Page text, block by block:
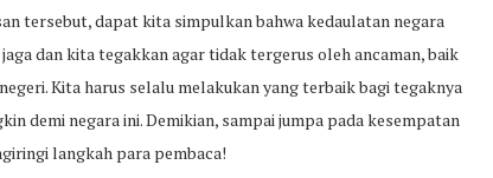
tersebut, dapat kita simpulkan bahwa kedaulatan negara
dan kita tegakkan agar tidak tergerus oleh ancaman, baik
Kita harus selalu melakukan yang terbaik bagi tegaknya
demi negara ini. Demikian, sampai jumpa pada kesempatan
langkah para pembaca!